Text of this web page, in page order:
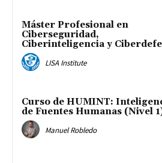
Máster Profesional en
Ciberseguridad,
Ciberinteligencia y
LISA Institute
Curso de HUMINT:
de Fuentes Humanas (Nivel
Manuel Robledo